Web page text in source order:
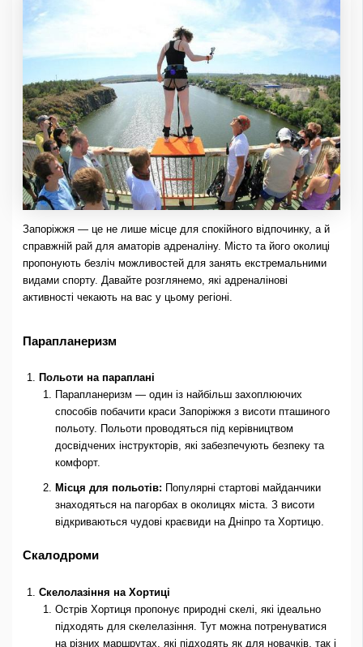
Запоріжжя — це не лише місце для спокійного відпочинку, а й
справжній рай для аматорів адреналіну. Місто та його околиці
пропонують безліч можливостей для занять екстремальними
видами спорту. Давайте розглянемо, які адреналінові
активності чекають на вас у цьому регіоні.
Парапланеризм
Польоти на параплані
Парапланеризм — один із найбільш захоплюючих
способів побачити краси Запоріжжя з висоти пташиного
польоту. Польоти проводяться під керівництвом
досвідчених інструкторів, які забезпечують безпеку та
комфорт.
Місця для польотів: Популярні стартові майданчики
знаходяться на пагорбах в околицях міста. З висоти
відкриваються чудові краєвиди на Дніпро та Хортицю.
Скалодроми
Скелолазіння на Хортиці
Острів Хортиця пропонує природні скелі, які ідеально
підходять для скелелазіння. Тут можна потренуватися
на різних маршрутах, які підходять як для новачків, так і